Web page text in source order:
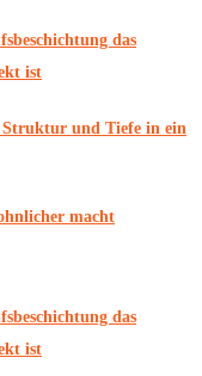
das
ist
und Tiefe in ein
macht
das
ist